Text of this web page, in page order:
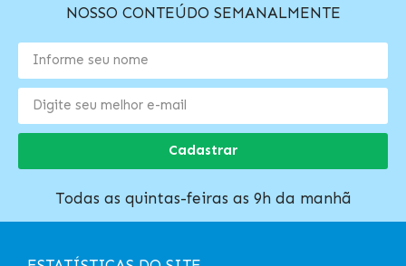
NOSSO CONTEÚDO SEMANALMENTE
Cadastrar
Todas as quintas-feiras as 9h da manhã